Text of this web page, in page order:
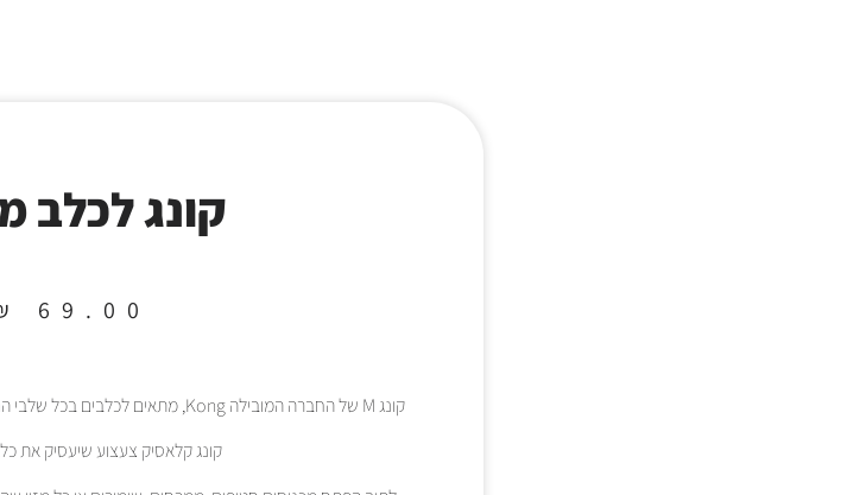
קונג לכלב
69.00
קונג M של החברה המובילה Kong, מתאים לכלבים בכל שלבי החיים, אך מיועד לכלבים מגזע בינוני וגדול.
קונג קלאסיק צעצוע שיעסיק את